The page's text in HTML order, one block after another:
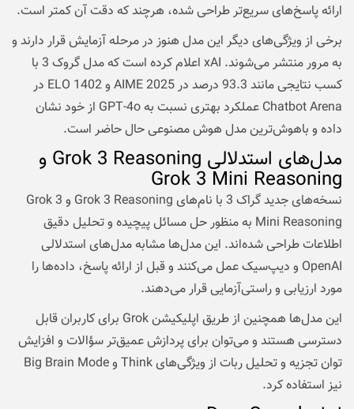
ارائه پاسخ‌های سریع‌تر طراحی شده، هرچند که دقت آن کمتر است.
برخی از ویژگی‌های دیگر این مدل هنوز در مرحله آزمایش قرار دارند و
به مرور منتشر می‌شوند. xAI اعلام کرده است که مدل گروک 3 با
کسب نتایجی مانند 93.3 درصد در AIME 2025 و ELO 1402 در
Chatbot Arena عملکرد بهتری نسبت به GPT-4o از خود نشان
داده و باهوش‌ترین مدل هوش مصنوعی حال حاضر است.
مدل‌‌های استدلالی Grok 3 Reasoning و
Grok 3 Mini Reasoning
نسخه‌های جدید گراک 3 با نام‌های Grok 3 Reasoning و Grok 3
Mini Reasoning به منظور حل مسائل پیچیده و تحلیل دقیق
اطلاعات طراحی شده‌اند. این مدل‌ها مشابه مدل‌های استدلالی
OpenAI و
دیپ‌سیکعمل می‌‌کنند و قبل از ارائه پاسخ، داده‌ها را
مورد ارزیابی و راستی‌آزمایی قرار می‌دهند.
این مدل‌ها همچنین از طریق اپلیکیشن Grok برای کاربران قابل
دسترسی هستند و می‌توان برای پردازش عمیق‌تر سؤالات و افزایش
توان تجزیه و تحلیل ربات از ویژگی‌های Think و Big Brain Mode
نیز استفاده کرد.